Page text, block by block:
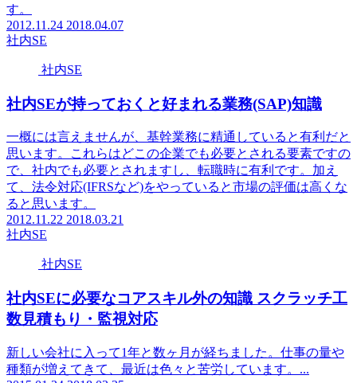
す。
2012.11.24 2018.04.07
社内SE
社内SE
社内SEが持っておくと好まれる業務(SAP)知識
一概には言えませんが、基幹業務に精通していると有利だと
思います。これらはどこの企業でも必要とされる要素ですの
で、社内でも必要とされますし、転職時に有利です。加え
て、法令対応(IFRSなど)をやっていると市場の評価は高くな
ると思います。
2012.11.22 2018.03.21
社内SE
社内SE
社内SEに必要なコアスキル外の知識 スクラッチ工
数見積もり・監視対応
新しい会社に入って1年と数ヶ月が経ちました。仕事の量や
種類が増えてきて、最近は色々と苦労しています。...